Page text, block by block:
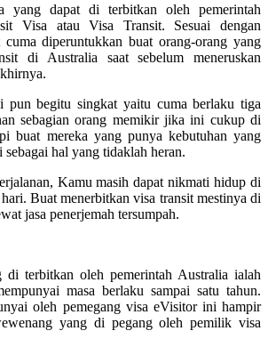
yang dapat di terbitkan oleh pemerintah
Visa atau Visa Transit. Sesuai dengan
cuma diperuntukkan buat orang-orang yang
di Australia saat sebelum meneruskan
pun begitu singkat yaitu cuma berlaku tiga
sebagian orang memikir jika ini cukup di
buat mereka yang punya kebutuhan yang
hal yang tidaklah heran.
Kamu masih dapat nikmati hidup di
Buat menerbitkan visa transit mestinya di
jasa penerjemah tersumpah.
di terbitkan oleh pemerintah Australia ialah
masa berlaku sampai satu tahun.
oleh pemegang visa eVisitor ini hampir
yang di pegang oleh pemilik visa